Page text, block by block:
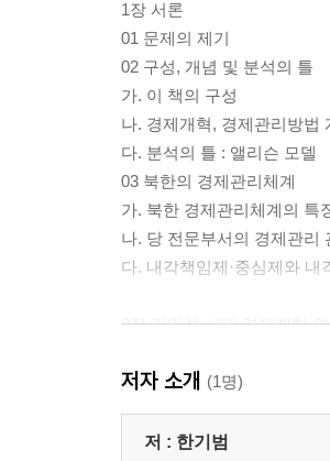
1장 서론
01 문제의 제기
02 구성, 개념 및 분석의 틀
가. 이 책의 구성
나. 경제개혁, 경제관리방법
다. 분석의 틀 : 앨리슨 모델
03 북한의 경제관리체계
가. 북한 경제관리체계의 특
나. 당 전문부서의 경제관리
다. 내각책임제·중심제와 내
2장 김일성 시대 경제개혁
가. 개혁 논란 : 8월 종파사
나. 경제개혁보다 '주체 역량
다. 경제개혁 선택의 절충주
저자 소개 (1명)
저 : 한기범